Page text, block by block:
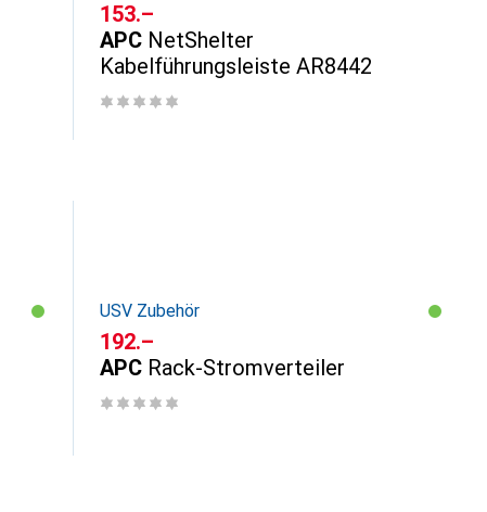
CHF
153.–
APC NetShelter
Kabelführungsleiste AR8442
USV Zubehör
CHF
192.–
APC Rack-Stromverteiler